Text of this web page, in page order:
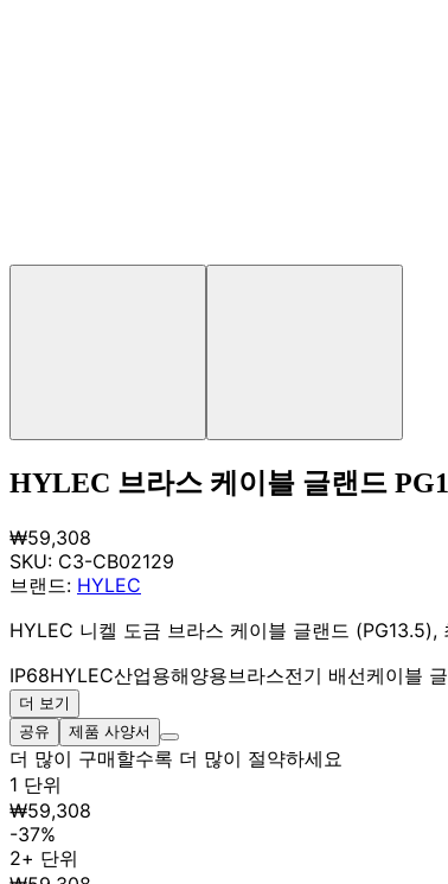
HYLEC 브라스 케이블 글랜드
₩59,308
SKU: C3-CB02129
브랜드: HYLEC
HYLEC 니켈 도금 브라스 케이블 글랜드
IP68HYLEC산업용해양용브라스전기 배선케이블
더 보기
공유
제품 사양서
더 많이 구매할수록 더 많이 절약하세요
1 단위
₩59,308
-37%
2+ 단위